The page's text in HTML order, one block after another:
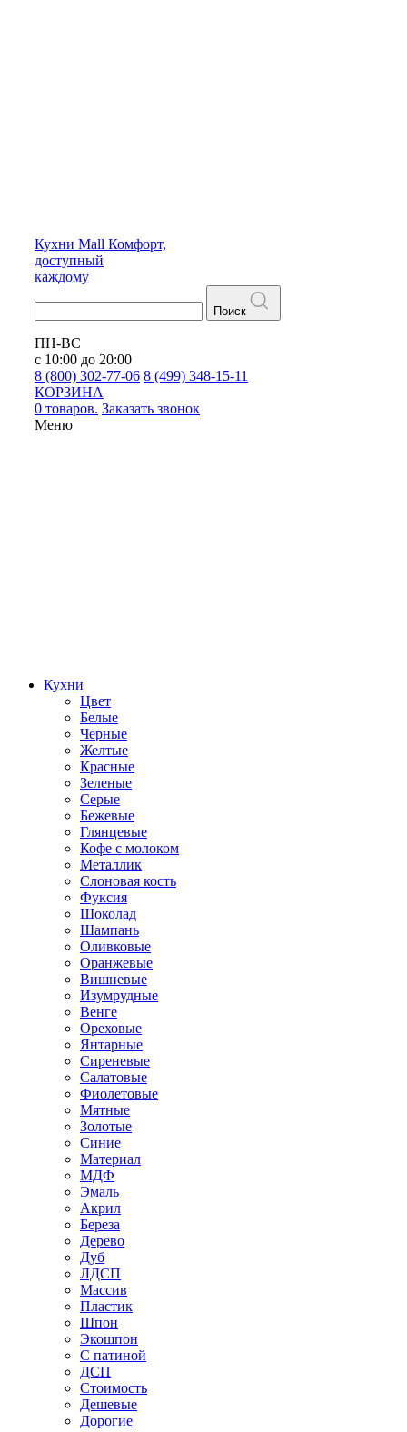
Кухни Mall Комфорт,
доступный
каждому
Поиск
ПН-ВС
с 10:00 до 20:00
8 (800) 302-77-06 8 (499) 348-15-11
КОРЗИНА
0 товаров. Заказать звонок
Меню
Кухни
Цвет
Белые
Черные
Желтые
Красные
Зеленые
Серые
Бежевые
Глянцевые
Кофе с молоком
Металлик
Слоновая кость
Фуксия
Шоколад
Шампань
Оливковые
Оранжевые
Вишневые
Изумрудные
Венге
Ореховые
Янтарные
Сиреневые
Салатовые
Фиолетовые
Мятные
Золотые
Синие
Материал
МДФ
Эмаль
Акрил
Береза
Дерево
Дуб
ЛДСП
Массив
Пластик
Шпон
Экошпон
С патиной
ДСП
Стоимость
Дешевые
Дорогие